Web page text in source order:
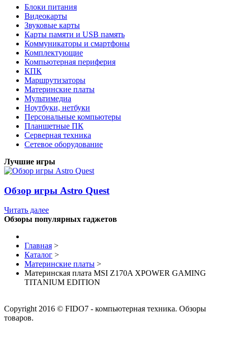
Блоки питания
Видеокарты
Звуковые карты
Карты памяти и USB память
Коммуникаторы и смартфоны
Комплектующие
Компьютерная периферия
КПК
Маршрутизаторы
Материнские платы
Мультимедиа
Ноутбуки, нетбуки
Персональные компьютеры
Планшетные ПК
Серверная техника
Сетевое оборудование
Лучшие игры
Обзор игры Astro Quest
Читать далее
Обзоры популярных гаджетов
Главная >
Каталог >
Материнские платы >
Материнская плата MSI Z170A XPOWER GAMING
TITANIUM EDITION
Copyright 2016 © FIDO7 - компьютерная техника. Обзоры
товаров.